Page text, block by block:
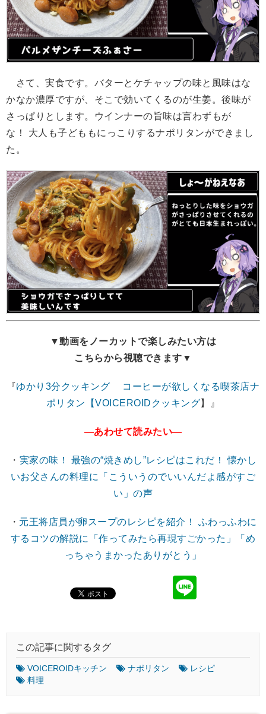
さて、実食です。バターとケチャップの味と風味はな
かなか濃厚ですが、そこで効いてくるのが生姜。後味が
さっぱりとします。ウインナーの旨味は言わずもが
な！ 大人も子どももにっこりするナポリタンができまし
た。
▼動画をノーカットで楽しみたい方は
こちらから視聴できます▼
『ゆかり3分クッキング コーヒーが欲しくなる喫茶店ナ
ポリタン【VOICEROIDクッキング】』
―あわせて読みたい―
・ 実家の味！ 最強の“焼きめし”レシピはこれだ！ 懐かし
いお父さんの料理に「こういうのでいいんだよ感がすご
い」の声
・ 元王将店員が卵スープのレシピを紹介！ ふわっふわに
するコツの解説に「作ってみたら再現すごかった」「め
っちゃうまかったありがとう」
この記事に関するタグ
VOICEROIDキッチン ナポリタン
レシピ
料理